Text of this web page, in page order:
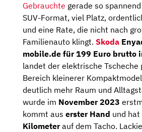
Gebrauchte gerade so
SUV-Format, viel Platz,
und eine Rate, die nicht nach
Familienauto klingt. Skoda
mobile.de für 199 Euro brutto
landet der elektrische Tscheche
Bereich kleinerer
deutlich mehr Raum und
wurde im November 2023
kommt aus erster Hand und
Kilometerauf dem Tacho.